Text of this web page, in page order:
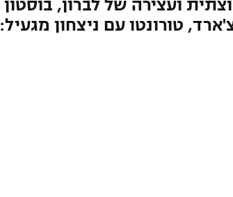
ועצירה של לברון, בוסטון
טורונטו עם ניצחון מגעיל: